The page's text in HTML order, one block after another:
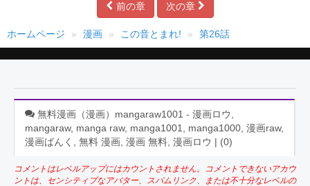
前の章 次の章
ホームページ 漫画 この音とまれ! 第26話
無料漫画（漫画）mangaraw1001 - 漫画ロウ,
mangaraw, manga raw, manga1001, manga1000, 漫画raw,
漫画ばんく, 無料 漫画, 漫画 無料, 漫画ロウ | (0)
コメントはレベルアップにはカウントされません。コメントできないアカウ
ントは、センシティブなアバター、スパムリンク、または不十分なレベルの